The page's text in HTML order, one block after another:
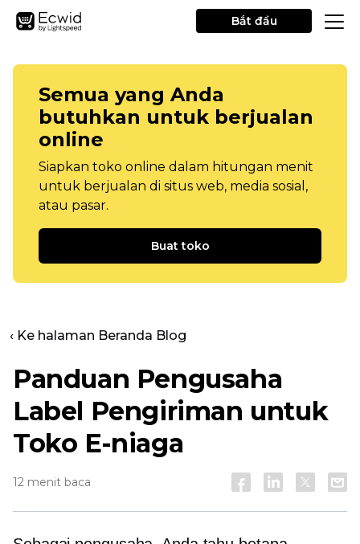
Bắt đầu
Semua yang Anda
butuhkan untuk berjualan
online
Siapkan toko online dalam hitungan menit
untuk berjualan di situs web, media sosial,
atau pasar.
Buat toko
‹ Ke halaman Beranda Blog
Panduan Pengusaha
Label Pengiriman untuk
Toko E-niaga
12 menit baca